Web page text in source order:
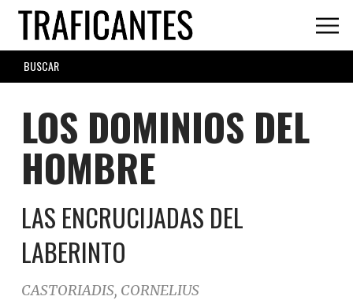
Skip
main
content
SEARCH
FORM
LOS DOMINIOS DEL
HOMBRE
LAS ENCRUCIJADAS DEL
LABERINTO
CASTORIADIS, CORNELIUS